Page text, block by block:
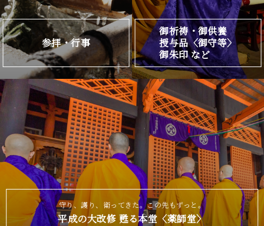
参拝・行事
御祈祷・御供養
授与品〈御守等〉
御朱印 など
守り、護り、衛ってきた。この先もずっと。
平成の大改修 甦る本堂〈薬師堂〉